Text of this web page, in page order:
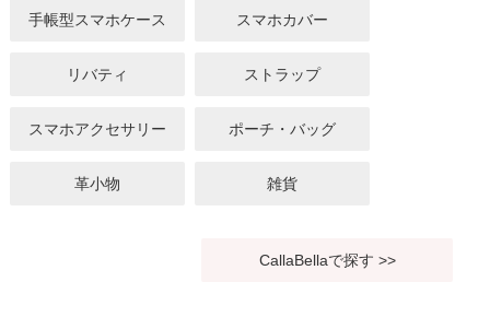
手帳型スマホケース スマホカバー
リバティ ストラップ
スマホアクセサリー ポーチ・バッグ
革小物 雑貨
CallaBellaで探す >>